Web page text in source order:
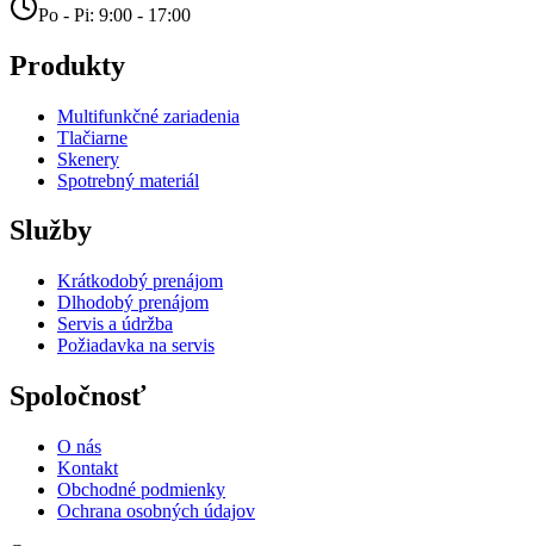
Po - Pi: 9:00 - 17:00
Produkty
Multifunkčné zariadenia
Tlačiarne
Skenery
Spotrebný materiál
Služby
Krátkodobý prenájom
Dlhodobý prenájom
Servis a údržba
Požiadavka na servis
Spoločnosť
O nás
Kontakt
Obchodné podmienky
Ochrana osobných údajov